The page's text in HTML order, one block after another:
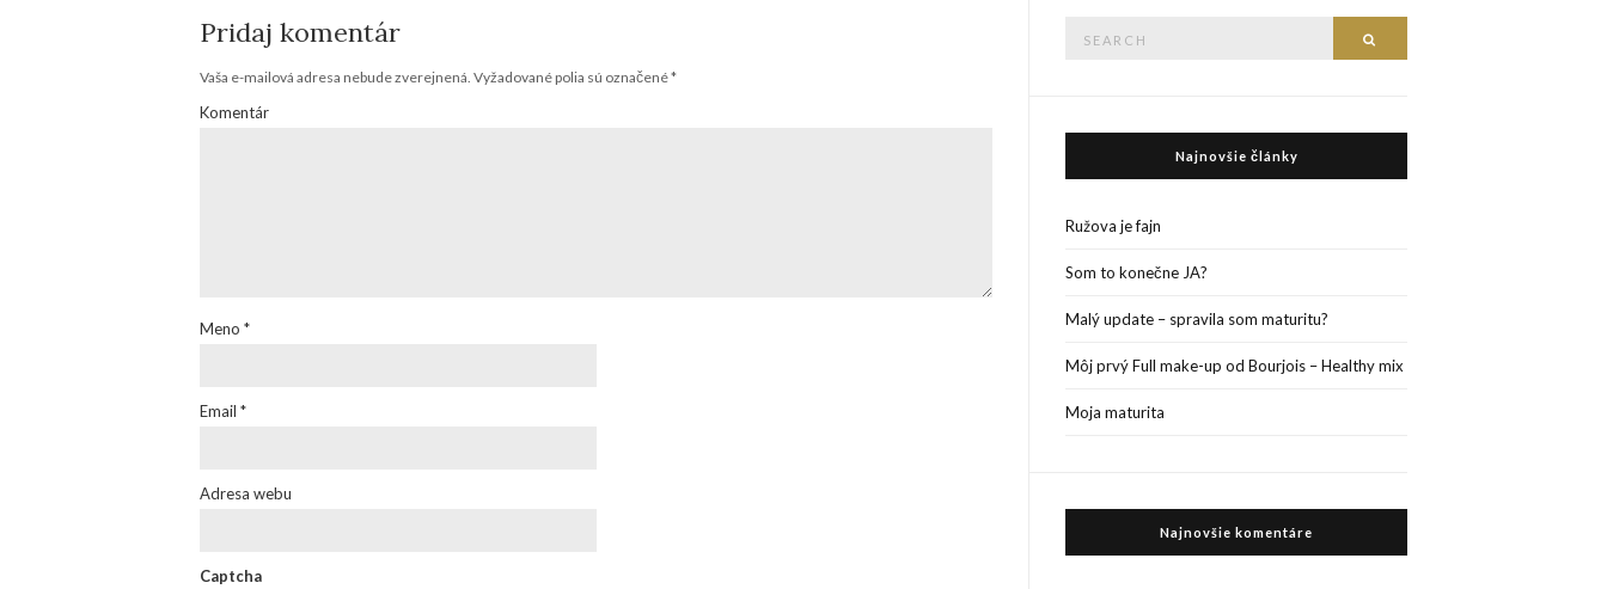
Pridaj komentár
Vaša e-mailová adresa nebude zverejnená. Vyžadované polia sú označené*
Komentár
Meno *
Email *
Adresa webu
Captcha
Najnovšie články
Ružova je fajn
Som to konečne JA?
Malý update – spravila som maturitu?
Môj prvý Full make-up od Bourjois – Healthy mix
Moja maturita
Najnovšie komentáre